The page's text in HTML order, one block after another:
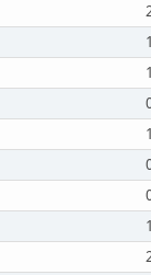
1
1
1
1